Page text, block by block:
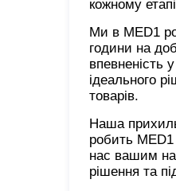
кожному
Ми в MED1
години на
впевненість
ідеального
товарів.
Наша
робить MED1
нас вашим
рішення та